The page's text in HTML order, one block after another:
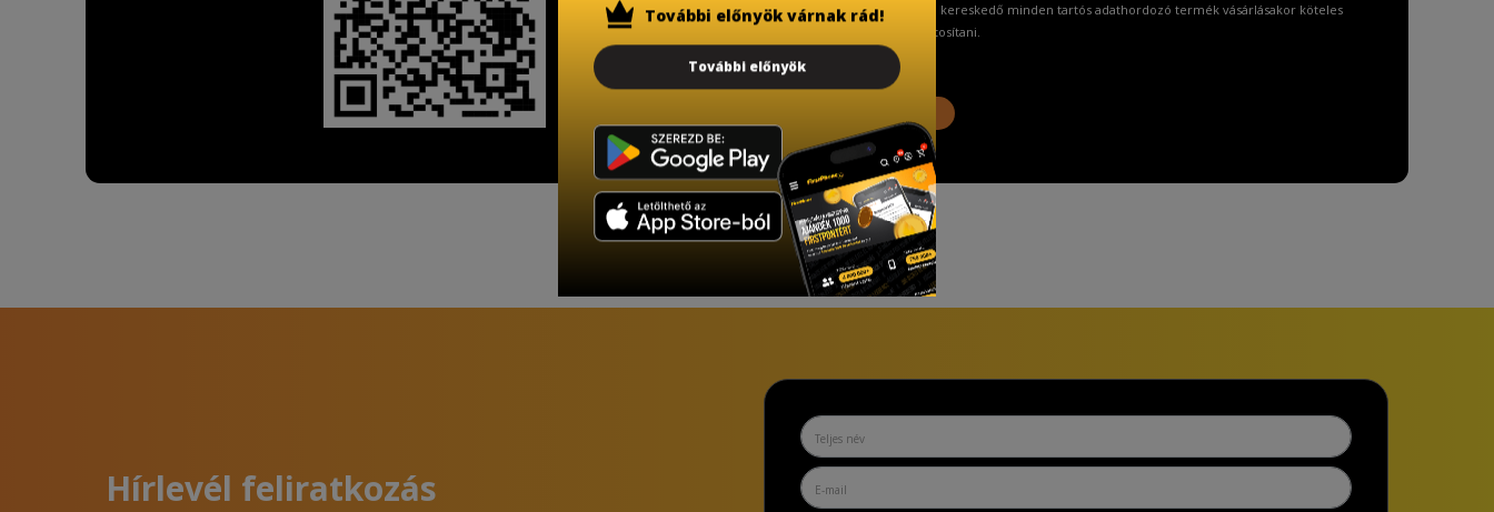
A Kormány döntése alapján a kereskedő minden tartós adathordozó termék vásárlásakor köteles
ingyenes adattörlő kódot biztosítani.
Hírlevél feliratkozás
További előnyök várnak rád!
További előnyök